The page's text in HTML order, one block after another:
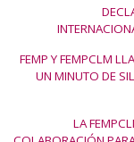
FEMP Y FEMPCLM
UN MINUTO DE
LA